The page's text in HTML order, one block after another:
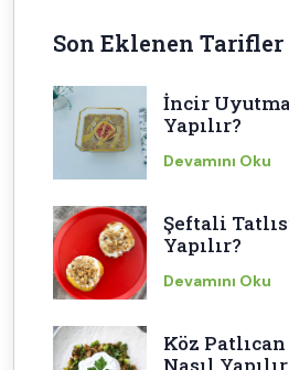
Son Eklenen Tarifler
İncir
Yapılır?
Devamını Oku
Şeftali
Yapılır?
Devamını Oku
Köz